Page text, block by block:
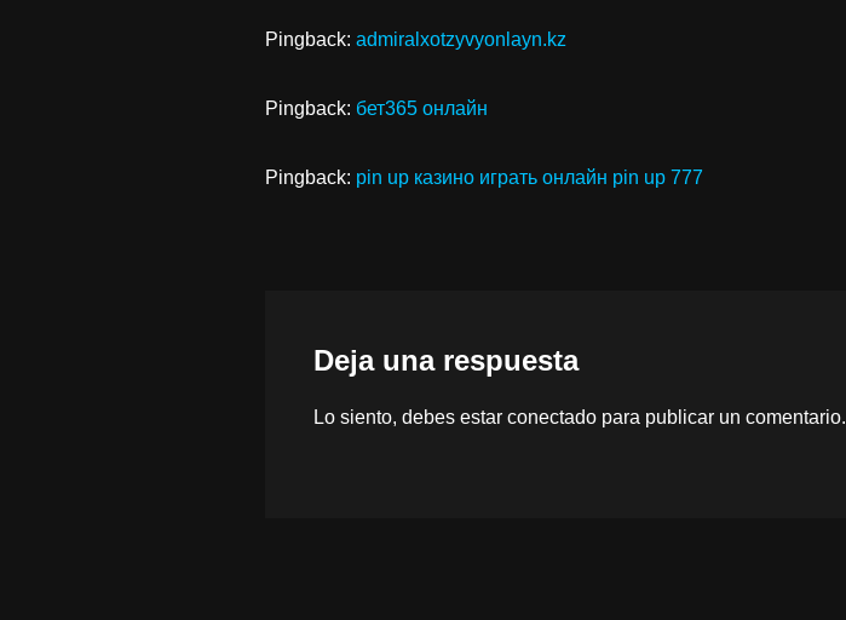
Pingback: admiralxotzyvyonlayn.kz
Pingback: бет365 онлайн
Pingback: pin up казино играть онлайн pin up 777
Deja una respuesta
Lo siento, debes estar conectado para publicar un comentario.